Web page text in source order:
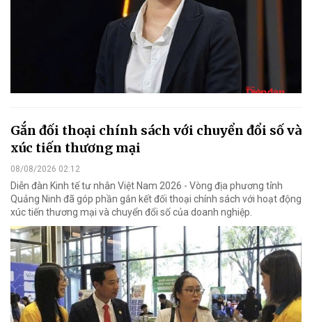
Gắn đối thoại chính sách với chuyển đổi số và
xúc tiến thương mại
08/08/2026 02:12
Diễn đàn Kinh tế tư nhân Việt Nam 2026 - Vòng địa phương tỉnh
Quảng Ninh đã góp phần gắn kết đối thoại chính sách với hoạt động
xúc tiến thương mại và chuyển đổi số của doanh nghiệp.